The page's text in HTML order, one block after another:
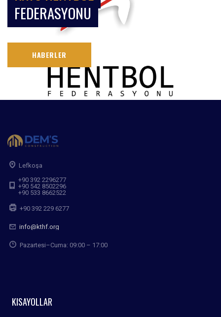
FEDERASYONU
HABERLER
Lefkoşa
+90 392 2296277
+90 542 8502296
+90 533 8662522
+90 392 229 6277
info@kthf.org
Pazartesi–Cuma: 09:00 – 17:00
KISAYOLLAR